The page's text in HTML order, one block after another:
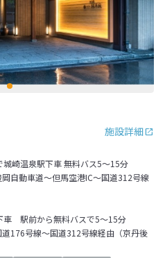
施設詳細
崎温泉駅下車 無料バス5～15分
自動車道～但馬空港IC～国道312号線
車 駅前から無料バスで5～15分
176号線～国道312号線経由（京丹後